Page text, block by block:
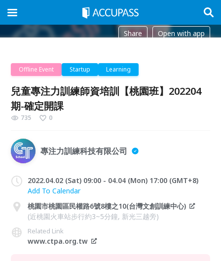
Share Open with app
Offline Event Startup Learning
兒童專注力訓練師資培訓【桃園班】202204
期-確定開課
735 0
專注力訓練科技有限公司
2022.04.02 (Sat) 09:00 - 04.04 (Mon) 17:00 (GMT+8)
Add To Calendar
桃園市桃園區民權路6號8樓之10(台灣文創訓練中心)
(近桃園火車站步行約3~5分鐘, 新光三越旁)
Related Link
www.ctpa.org.tw